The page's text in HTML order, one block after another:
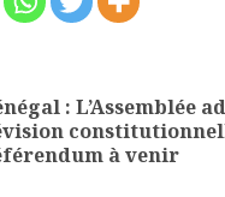
: L’Assemblée
à venir